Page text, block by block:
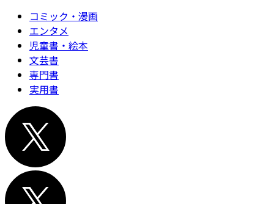
コミック・漫画
エンタメ
児童書・絵本
文芸書
専門書
実用書